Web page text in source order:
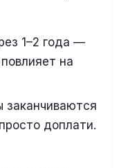
1–2 года —
на
доплати.